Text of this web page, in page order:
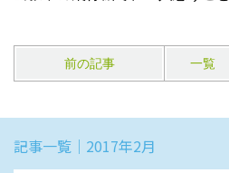
前の記事 一覧
記事一覧｜2017年2月